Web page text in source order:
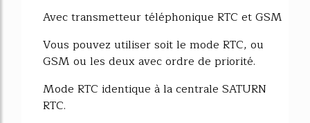
Avec transmetteur téléphonique RTC et GSM
Vous pouvez utiliser soit le mode RTC, ou
GSM ou les deux avec ordre de priorité.
Mode RTC identique à la centrale SATURN
RTC.